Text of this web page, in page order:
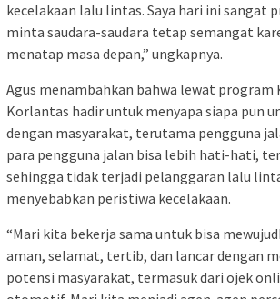
kecelakaan lalu lintas. Saya hari ini sangat
minta saudara-saudara tetap semangat
menatap masa depan,” ungkapnya.
Agus menambahkan bahwa lewat program
Korlantas hadir untuk menyapa siapa pun
dengan masyarakat, terutama pengguna
para pengguna jalan bisa lebih hati-hati,
sehingga tidak terjadi pelanggaran lalu
menyebabkan peristiwa kecelakaan.
“Mari kita bekerja sama untuk bisa
aman, selamat, tertib, dan lancar dengan
potensi masyarakat, termasuk dari ojek